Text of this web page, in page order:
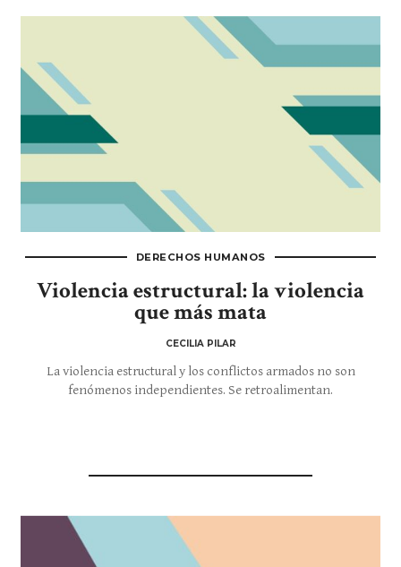
DERECHOS HUMANOS
Violencia estructural: la violencia
que más mata
CECILIA PILAR
La violencia estructural y los conflictos armados no son
fenómenos independientes. Se retroalimentan.